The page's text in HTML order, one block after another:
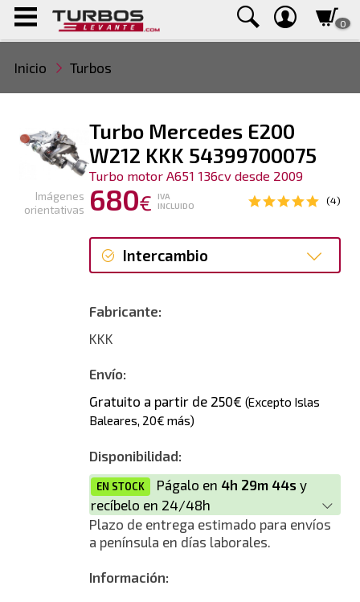
0
Inicio Turbos
Turbo Mercedes E200
W212 KKK 54399700075
Turbo motor A651 136cv desde 2009
680€
IVA
INCLUIDO
(4)
Intercambio
Fabricante:
KKK
Envío:
Gratuito a partir de 250€ (Excepto Islas
Baleares, 20€ más)
Disponibilidad:
EN STOCK Págalo en 4h 29m 44s y
recíbelo en 24/48h
Plazo de entrega estimado para envíos
a península en días laborales.
Información:
Imágenes
orientativas